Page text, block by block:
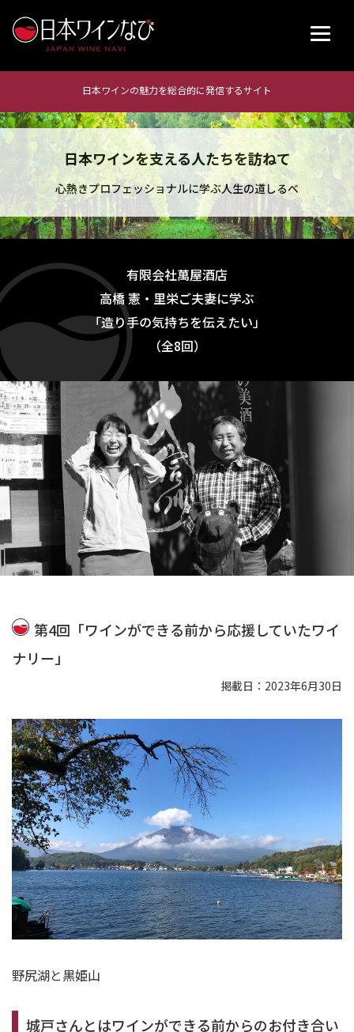
日本ワインの魅力を総合的に発信するサイト
日本ワインを支える人たちを訪ねて
心熱きプロフェッショナルに学ぶ人生の道しるべ
有限会社萬屋酒店
高橋 憲・里栄ご夫妻に学ぶ
「造り手の気持ちを伝えたい」
（全8回）
第4回「ワインができる前から応援していたワイ
ナリー」
掲載日：2023年6月30日
野尻湖と黒姫山
城戸さんとはワインができる前からのお付き合い